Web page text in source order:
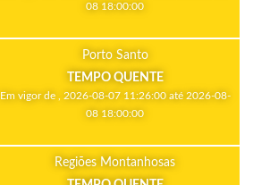
08 18:00:00
Porto Santo
TEMPO QUENTE
Em vigor de , 2026-08-07 11:26:00 até 2026-08-
08 18:00:00
Regiões Montanhosas